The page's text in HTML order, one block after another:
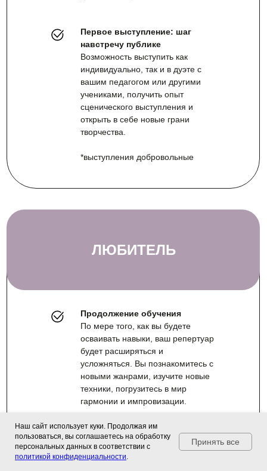
Первое выступление: шаг
навстречу публике
Возможность выступить как
индивидуально, так и в дуэте с
вашим педагогом или другими
учениками, получить опыт
сценического выступления и
открыть в себе новые грани
творчества.
*выступления добровольные
ЛЮБИТЕЛЬ
Продолжение обучения
По мере того, как вы будете
осваивать навыки, ваш репертуар
будет расширяться и
усложняться. Вы познакомитесь с
новыми жанрами, изучите новые
техники, погрузитесь в мир
гармонии и импровизации.
Выступление на большом
концерте
Наш сайт использует куки. Продолжая им
пользоваться, вы соглашаетесь на обработку
персональных данных в соответствии с
политикой конфиденциальности.
Принять все